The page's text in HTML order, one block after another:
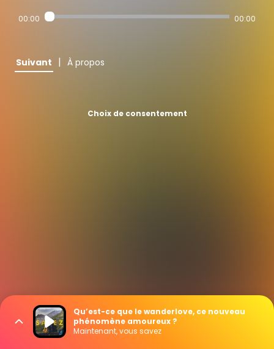
00:00 00:00
Suivant | À propos
Choix de consentement
Qu’est-ce que le wanderlove, ce nouveau
phénomène amoureux ?
Maintenant, vous savez